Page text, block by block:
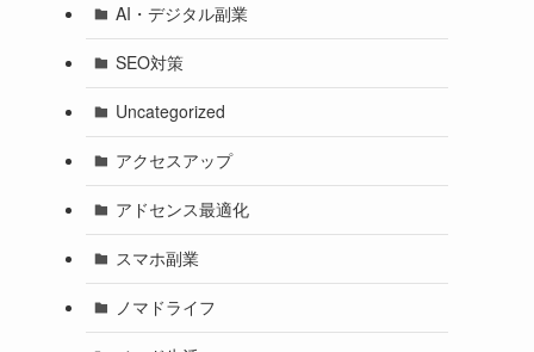
AI・デジタル副業
SEO対策
Uncategorized
アクセスアップ
アドセンス最適化
スマホ副業
ノマドライフ